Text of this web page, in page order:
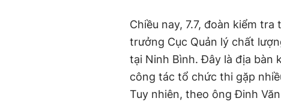
Chiều nay, 7.7, đoàn kiểm tra
trưởng Cục Quản lý chất
tại Ninh Bình. Đây là địa bàn
công tác tổ chức thi gặp
Tuy nhiên, theo ông Đinh